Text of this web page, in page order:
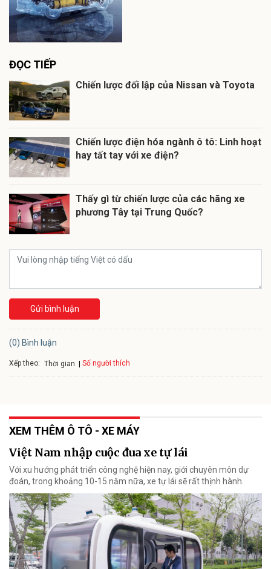
ĐỌC TIẾP
Chiến lược đối lập của Nissan và Toyota
Chiến lược điện hóa ngành ô tô: Linh hoạt
hay tất tay với xe điện?
Thấy gì từ chiến lược của các hãng xe
phương Tây tại Trung Quốc?
Gửi bình luận
(0) Bình luận
Xếp theo: Thời gian Số người thích
XEM THÊM Ô TÔ - XE MÁY
Việt Nam nhập cuộc đua xe tự lái
Với xu hướng phát triển công nghệ hiện nay, giới chuyên môn dự
đoán, trong khoảng 10-15 năm nữa, xe tự lái sẽ rất thịnh hành.